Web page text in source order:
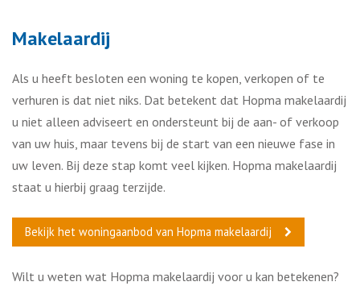
Makelaardij
Als u heeft besloten een woning te kopen, verkopen of te
verhuren is dat niet niks. Dat betekent dat Hopma makelaardij
u niet alleen adviseert en ondersteunt bij de aan- of verkoop
van uw huis, maar tevens bij de start van een nieuwe fase in
uw leven. Bij deze stap komt veel kijken. Hopma makelaardij
staat u hierbij graag terzijde.
Bekijk het woningaanbod van Hopma makelaardij
Wilt u weten wat Hopma makelaardij voor u kan betekenen?